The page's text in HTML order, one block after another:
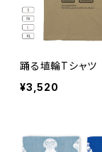
踊る埴輪Tシャツ
¥3,520